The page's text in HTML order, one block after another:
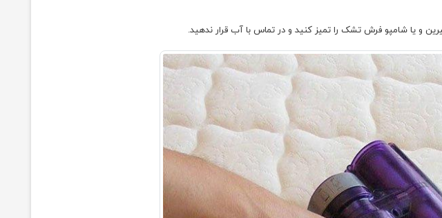
و یا شامپو فرش تشک را تمیز کنید و در تماس با آب قرار ندهید.